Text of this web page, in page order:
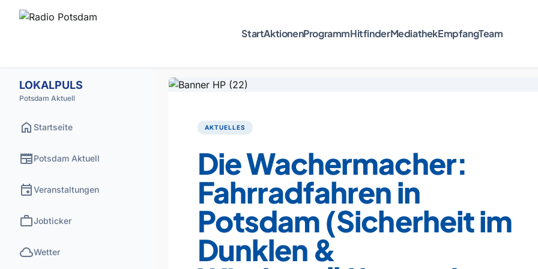
StartAktionenProgrammHitfinderMediathekEmpfangTeam
LOKALPULS
Potsdam Aktuell
home Startseite
newspaperPotsdam Aktuell
eventVeranstaltungen
workJobticker
cloudWetter
AKTUELLES
Die Wachermacher:
Fahrradfahren in
Potsdam (Sicherheit im
Dunklen &